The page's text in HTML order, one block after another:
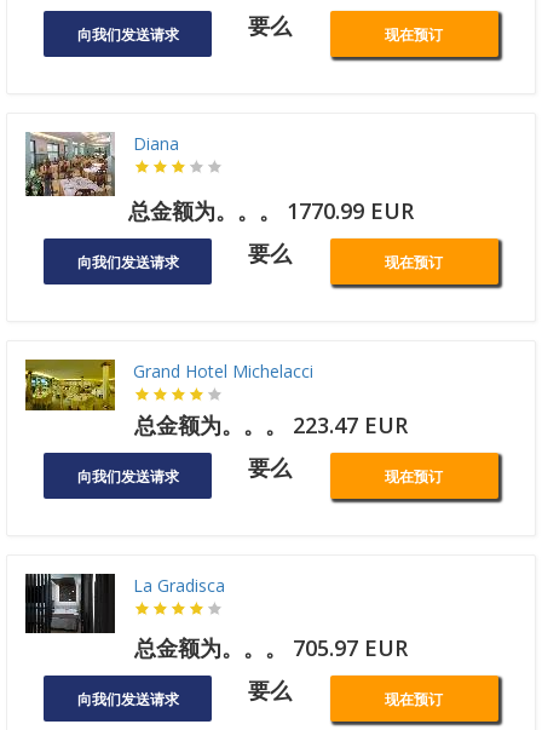
向我们发送请求 要么 现在预订
Diana
总金额为。。。 1770.99 EUR
向我们发送请求 要么 现在预订
Grand Hotel Michelacci
总金额为。。。 223.47 EUR
向我们发送请求 要么 现在预订
La Gradisca
总金额为。。。 705.97 EUR
向我们发送请求 要么 现在预订